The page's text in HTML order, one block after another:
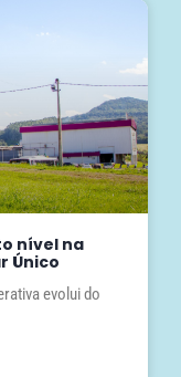
nível na
Único
evolui do